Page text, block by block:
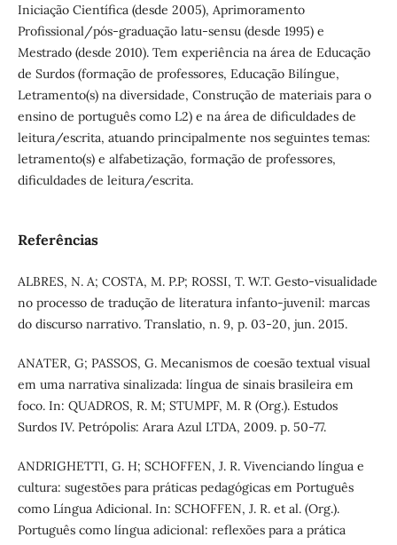
Iniciação Científica (desde 2005), Aprimoramento
Profissional/pós-graduação latu-sensu (desde 1995) e
Mestrado (desde 2010). Tem experiência na área de Educação
de Surdos (formação de professores, Educação Bilíngue,
Letramento(s) na diversidade, Construção de materiais para o
ensino de português como L2) e na área de dificuldades de
leitura/escrita, atuando principalmente nos seguintes temas:
letramento(s) e alfabetização, formação de professores,
dificuldades de leitura/escrita.
Referências
ALBRES, N. A; COSTA, M. P.P; ROSSI, T. W.T. Gesto-visualidade
no processo de tradução de literatura infanto-juvenil: marcas
do discurso narrativo. Translatio, n. 9, p. 03-20, jun. 2015.
ANATER, G; PASSOS, G. Mecanismos de coesão textual visual
em uma narrativa sinalizada: língua de sinais brasileira em
foco. In: QUADROS, R. M; STUMPF, M. R (Org.). Estudos
Surdos IV. Petrópolis: Arara Azul LTDA, 2009. p. 50-77.
ANDRIGHETTI, G. H; SCHOFFEN, J. R. Vivenciando língua e
cultura: sugestões para práticas pedagógicas em Português
como Língua Adicional. In: SCHOFFEN, J. R. et al. (Org.).
Português como língua adicional: reflexões para a prática